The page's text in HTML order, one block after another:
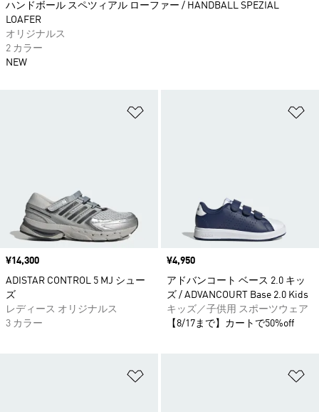
価格
¥14,300
ADISTAR CONTROL 5 MJ シュー
ズ
レディース オリジナルス
3 カラー
価格
¥4,950
アドバンコート ベース 2.0 キッ
ズ / ADVANCOURT Base 2.0 Kids
キッズ／子供用 スポーツウェア
【8/17まで】カートで50%off
ハンドボール スペツィアル ローファー / HANDBALL SPEZIAL
LOAFER
オリジナルス
2 カラー
NEW